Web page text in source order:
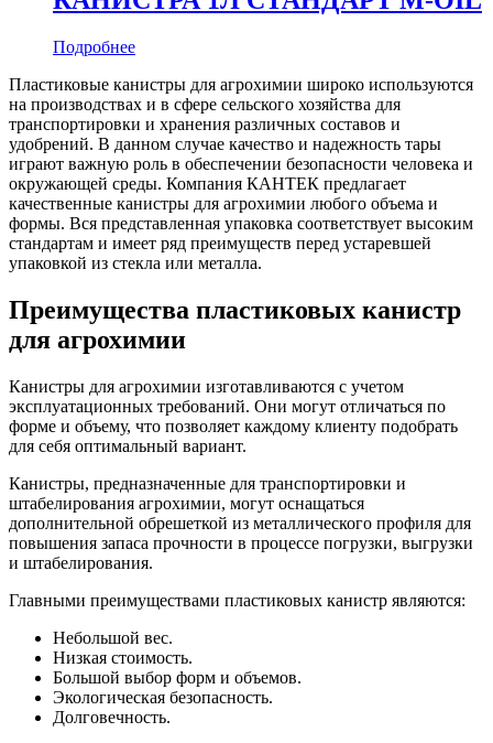
Подробнее
Пластиковые канистры для агрохимии широко используются
на производствах и в сфере сельского хозяйства для
транспортировки и хранения различных составов и
удобрений. В данном случае качество и надежность тары
играют важную роль в обеспечении безопасности человека и
окружающей среды. Компания КАНТЕК предлагает
качественные канистры для агрохимии любого объема и
формы. Вся представленная упаковка соответствует высоким
стандартам и имеет ряд преимуществ перед устаревшей
упаковкой из стекла или металла.
Преимущества пластиковых канистр
для агрохимии
Канистры для агрохимии изготавливаются с учетом
эксплуатационных требований. Они могут отличаться по
форме и объему, что позволяет каждому клиенту подобрать
для себя оптимальный вариант.
Канистры, предназначенные для транспортировки и
штабелирования агрохимии, могут оснащаться
дополнительной обрешеткой из металлического профиля для
повышения запаса прочности в процессе погрузки, выгрузки
и штабелирования.
Главными преимуществами пластиковых канистр являются:
Небольшой вес.
Низкая стоимость.
Большой выбор форм и объемов.
Экологическая безопасность.
Долговечность.